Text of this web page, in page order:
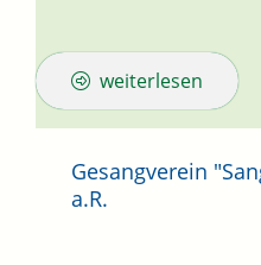
weiterlesen
Gesangverein
a.R.